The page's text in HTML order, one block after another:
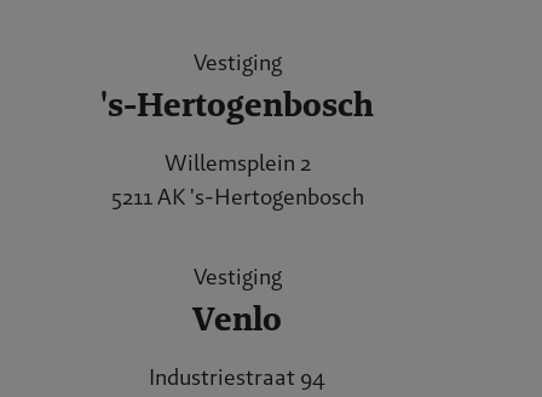
Vestiging
's-Hertogenbosch
Willemsplein 2
5211 AK 's-Hertogenbosch
Vestiging
Venlo
Industriestraat 94